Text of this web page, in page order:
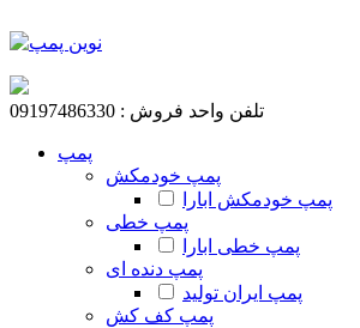
تلفن واحد فروش : 09197486330
پمپ
پمپ خودمکش
پمپ خودمکش ابارا
پمپ خطی
پمپ خطی ابارا
پمپ دنده ای
پمپ ایران تولید
پمپ کف کش